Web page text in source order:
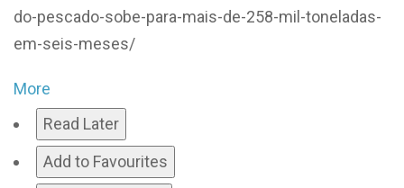
do-pescado-sobe-para-mais-de-258-mil-toneladas-
em-seis-meses/
More
Read Later
Add to Favourites